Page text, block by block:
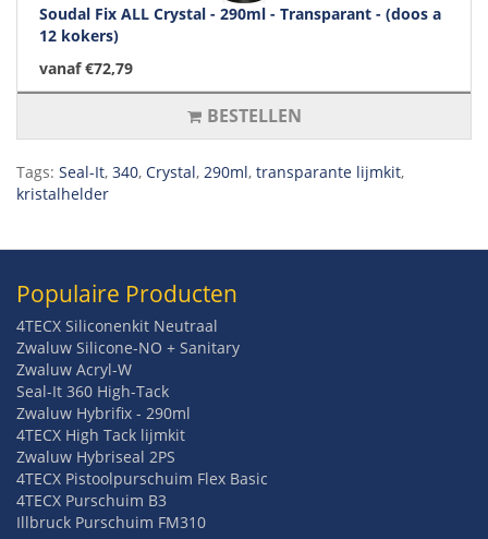
Soudal Fix ALL Crystal - 290ml - Transparant - (doos a
12 kokers)
vanaf €72,79
BESTELLEN
Tags: Seal-It, 340, Crystal, 290ml, transparante lijmkit,
kristalhelder
Populaire Producten
4TECX Siliconenkit Neutraal
Zwaluw Silicone-NO + Sanitary
Zwaluw Acryl-W
Seal-It 360 High-Tack
Zwaluw Hybrifix - 290ml
4TECX High Tack lijmkit
Zwaluw Hybriseal 2PS
4TECX Pistoolpurschuim Flex Basic
4TECX Purschuim B3
Illbruck Purschuim FM310